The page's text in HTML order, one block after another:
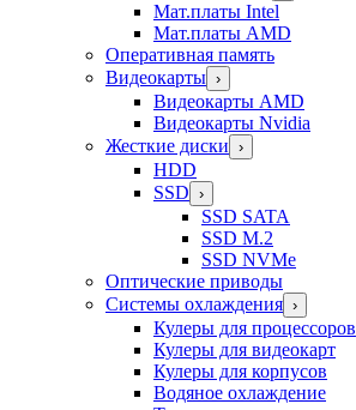
Мат.платы Intel
Мат.платы AMD
Оперативная память
Видеокарты ›
Видеокарты AMD
Видеокарты Nvidia
Жесткие диски ›
HDD
SSD ›
SSD SATA
SSD M.2
SSD NVMe
Оптические приводы
Системы охлаждения ›
Кулеры для процессоров
Кулеры для видеокарт
Кулеры для корпусов
Водяное охлаждение